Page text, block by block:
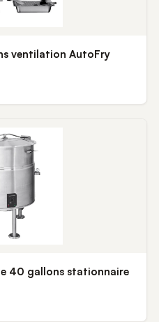
ventilation AutoFry
40 gallons stationnaire